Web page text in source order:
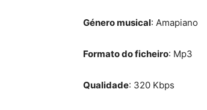
Género musical: Amapiano
Formato do ficheiro: Mp3
Qualidade: 320 Kbps